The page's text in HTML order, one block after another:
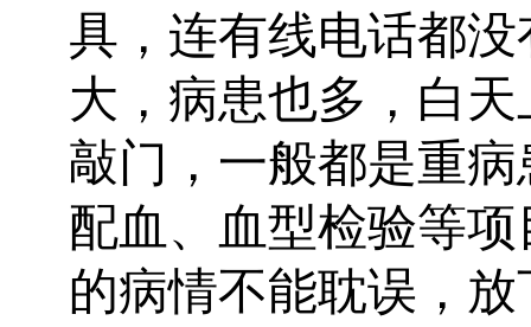
具，连有线电话都
大，病患也多，白
敲门，一般都是重
配血、血型检验等
的病情不能耽误，